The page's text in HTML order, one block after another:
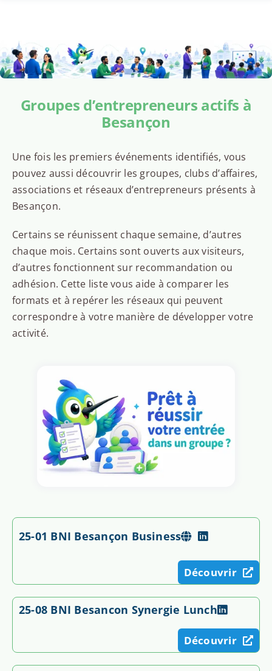
Groupes d’entrepreneurs actifs à
Besançon
Une fois les premiers événements identifiés, vous
pouvez aussi découvrir les groupes, clubs d’affaires,
associations et réseaux d’entrepreneurs présents à
Besançon.
Certains se réunissent chaque semaine, d’autres
chaque mois. Certains sont ouverts aux visiteurs,
d’autres fonctionnent sur recommandation ou
adhésion. Cette liste vous aide à comparer les
formats et à repérer les réseaux qui peuvent
correspondre à votre manière de développer votre
activité.
25-01 BNI Besançon Business
Découvrir
25-08 BNI Besancon Synergie Lunch
Découvrir